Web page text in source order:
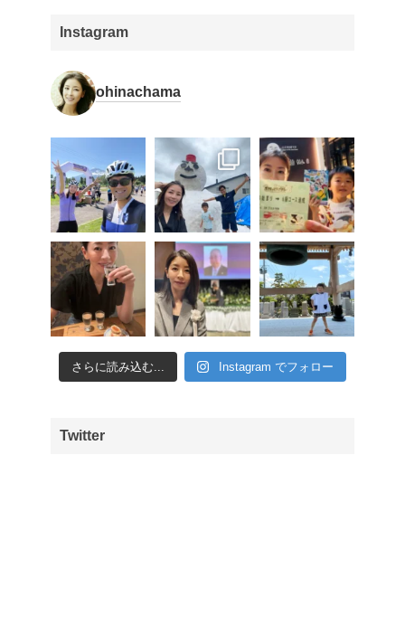
Instagram
ohinachama
さらに読み込む... Instagram でフォロー
Twitter